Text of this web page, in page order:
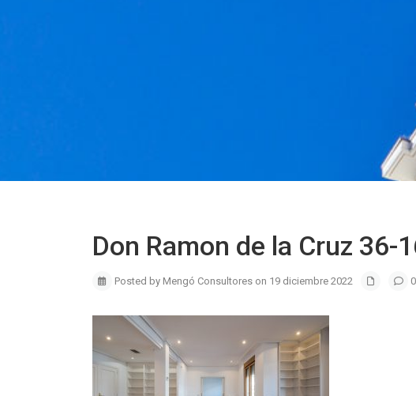
Don Ramon de la Cruz 36-
Posted by Mengó Consultores on 19 diciembre 2022